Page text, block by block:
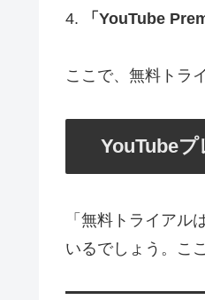
4.
「YouTube
ここで、無料トラ
YouTube
「無料トライアル
いるでしょう。こ